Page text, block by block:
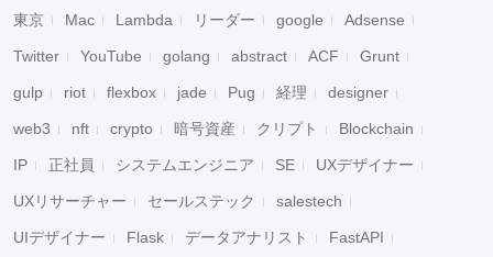
東京 Mac Lambda リーダー google Adsense
Twitter YouTube golang abstract ACF Grunt
gulp riot flexbox jade Pug 経理 designer
web3 nft crypto 暗号資産 クリプト Blockchain
IP 正社員 システムエンジニア SE UXデザイナー
UXリサーチャー セールステック salestech
UIデザイナー Flask データアナリスト FastAPI